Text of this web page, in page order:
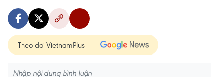
Theo dõi VietnamPlus